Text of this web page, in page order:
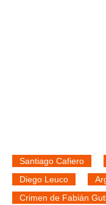
Santiago Cafiero
Diego Leuco
Crimen de Fabián